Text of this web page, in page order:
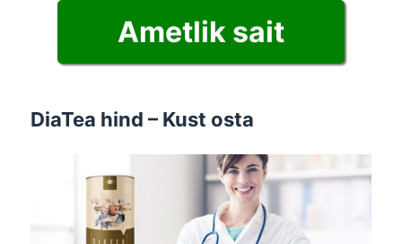
Ametlik sait
DiaTea hind – Kust osta